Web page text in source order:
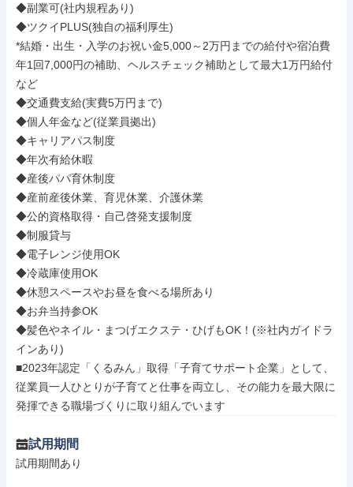
◆副業可(社内規程あり)
◆ツクイPLUS(独自の福利厚生)
*結婚・出生・入学のお祝い金5,000～2万円までの給付や宿泊費
年1回7,000円の補助、ヘルスチェック補助として最大1万円給付
など
◆交通費支給(実費5万円まで)
◆個人年金など(従業員拠出)
◆キャリアパス制度
◆年次有給休暇
◆産後パパ育休制度
◆産前産後休業、育児休業、介護休業
◆公的資格取得・自己啓発支援制度
◆制服貸与
◆電子レンジ使用OK
◆冷蔵庫使用OK
◆休憩スペースやお昼を食べる場所あり
◆お弁当持参OK
◆髪色やネイル・まつげエクステ・ひげもOK！(※社内ガイドラ
インあり)
■2023年認定「くるみん」取得「子育てサポート企業」として、
従業員一人ひとりが子育てと仕事を両立し、その能力を最大限に
発揮できる職場づくりに取り組んでいます
試用期間
試用期間あり